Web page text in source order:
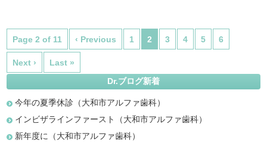
Page 2 of 11 ‹ Previous 1 2 3 4 5 6
Next ›
Last »
Dr.ブログ新着
今年の夏季休診（大和市アルファ歯科）
インビザラインファースト（大和市アルファ歯科）
新年度に（大和市アルファ歯科）